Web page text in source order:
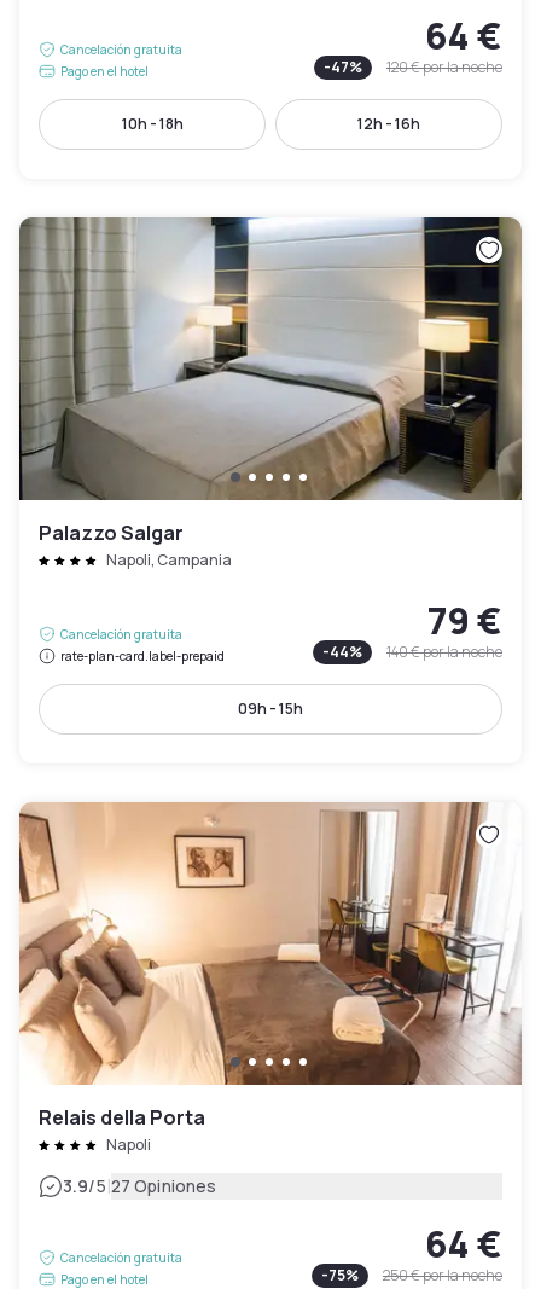
Cancelación gratuita
Pago en el hotel
64 €
-47% 120 €por la noche
10h - 18h 12h - 16h
Palazzo Salgar
Napoli, Campania
Cancelación gratuita
rate-plan-card.label-prepaid
79 €
-44% 140 €por la noche
09h - 15h
Relais della Porta
Napoli
3.9/5|27 Opiniones
Cancelación gratuita
Pago en el hotel
64 €
-75% 250 €por la noche